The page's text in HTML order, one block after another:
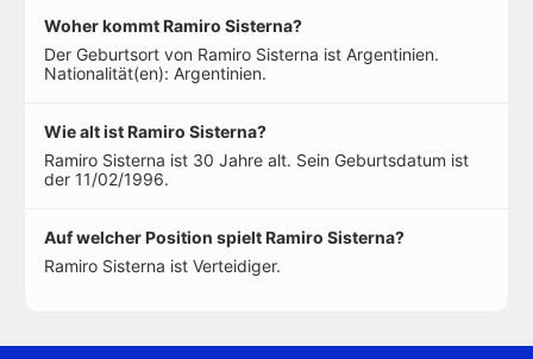
Woher kommt Ramiro Sisterna?
Der Geburtsort von Ramiro Sisterna ist Argentinien.
Nationalität(en): Argentinien.
Wie alt ist Ramiro Sisterna?
Ramiro Sisterna ist 30 Jahre alt. Sein Geburtsdatum ist
der 11/02/1996.
Auf welcher Position spielt Ramiro Sisterna?
Ramiro Sisterna ist Verteidiger.